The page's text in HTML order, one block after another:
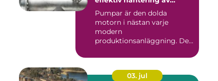
Pumpar är den dolda
motorn i nästan varje
modern
produktionsanläggning. De
03. jul